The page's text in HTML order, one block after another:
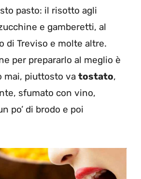
pasto: il risotto agli
e gamberetti, al
di Treviso e molte altre.
per prepararlo al meglio è
mai, piuttosto va tostato,
sfumato con vino,
po’ di brodo e poi